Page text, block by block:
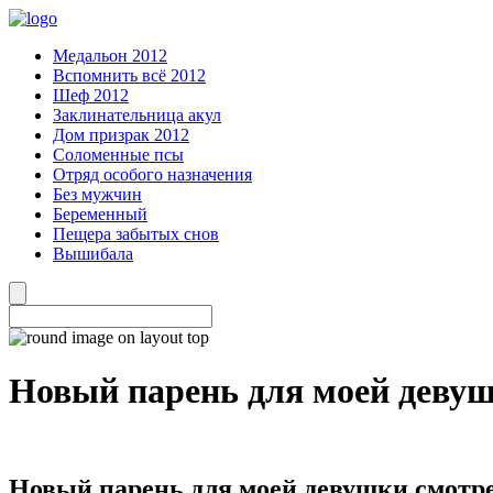
Медальон 2012
Вспомнить всё 2012
Шеф 2012
Заклинательница акул
Дом призрак 2012
Соломенные псы
Отряд особого назначения
Без мужчин
Беременный
Пещера забытых снов
Вышибала
Новый парень для моей